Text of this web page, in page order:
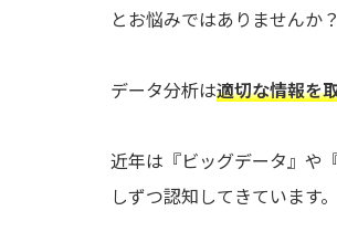
とお悩みではありませんか？
データ分析は適切な情報を
近年は『ビッグデータ』や
しずつ認知してきています。